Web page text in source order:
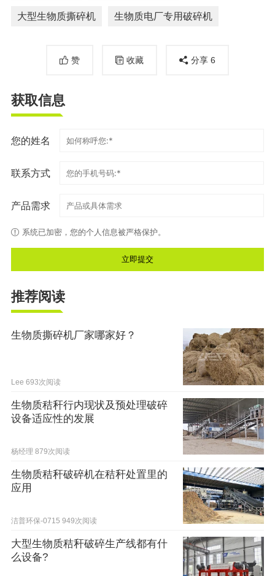
大型生物质撕碎机 生物质电厂专用破碎机
赞 收藏 分享 6
获取信息
您的姓名
联系方式
产品需求
系统已加密，您的个人信息被严格保护。
推荐阅读
生物质撕碎机厂家哪家好？
Lee 693次阅读
生物质秸秆行内现状及预处理破碎
设备适应性的发展
杨经理 879次阅读
生物质秸秆破碎机在秸秆处置里的
应用
洁普环保-0715 949次阅读
大型生物质秸秆破碎生产线都有什
么设备?